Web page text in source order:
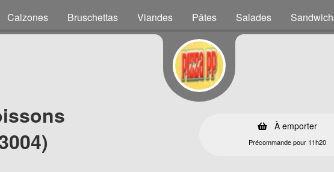
Calzones Bruschettas Viandes Pâtes Salades
À emporter
Précommande pour 11h20